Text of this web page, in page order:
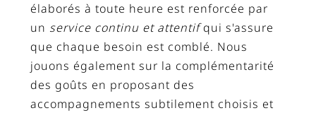
élaborés à toute heure est renforcée par
un service continu et attentifqui s'assure
que chaque besoin est comblé. Nous
jouons également sur la complémentarité
des goûts en proposant des
accompagnements subtilement choisis et